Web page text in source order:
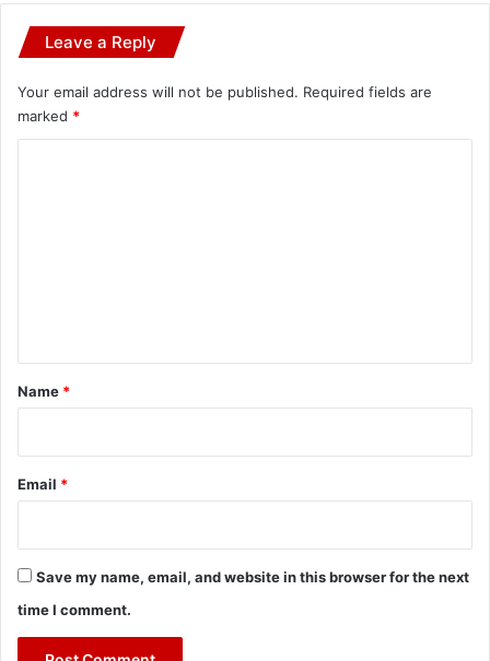
Leave a Reply
Your email address will not be published. Required fields are
marked *
*
Name *
Email *
Save my name, email, and website in this browser for the next
time I comment.